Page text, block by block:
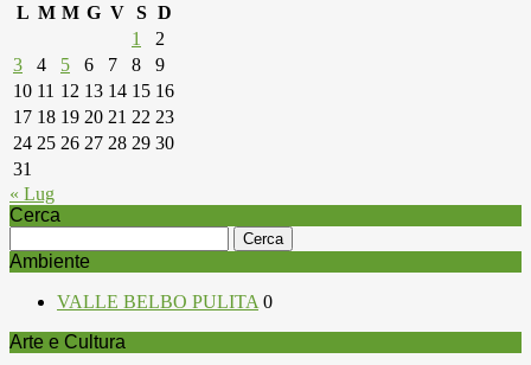
L M M G V S D
1
2
3
4 5 6 7 8
9
10 11 12 13 14 15 16
17 18 19 20 21 22 23
24 25 26 27 28 29 30
31
« Lug
Cerca
per:
Ambiente
VALLE BELBO PULITA 0
Arte e Cultura